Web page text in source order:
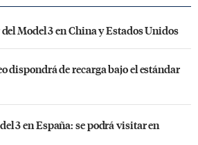
Model 3 en China y Estados Unidos
dispondrá de recarga bajo el estándar
3 en España: se podrá visitar en